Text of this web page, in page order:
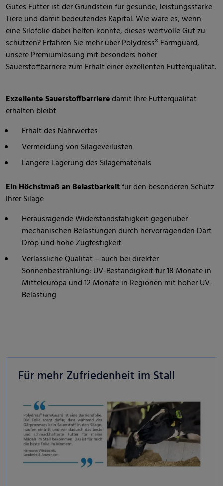
Gutes Futter ist der Grundstein für gesunde, leistungsstarke
Tiere und damit bedeutendes Kapital. Wie wäre es, wenn
eine Silofolie dabei helfen könnte, dieses wertvolle Gut zu
schützen? Erfahren Sie mehr über Polydress® Farmguard,
unsere Premiumlösung mit besonders hoher
Sauerstoffbarriere zum Erhalt einer exzellenten Futterqualität.
Exzellente Sauerstoffbarrieredamit Ihre Futterqualität
erhalten bleibt
Erhalt des Nährwertes
Vermeidung von Silageverlusten
Längere Lagerung des Silagematerials
Ein Höchstmaß an Belastbarkeitfür den besonderen Schutz
Ihrer Silage
Herausragende Widerstandsfähigkeit gegenüber
mechanischen Belastungen durch hervorragenden Dart
Drop und hohe Zugfestigkeit
Verlässliche Qualität – auch bei direkter
Sonnenbestrahlung: UV-Beständigkeit für 18 Monate in
Mitteleuropa und 12 Monate in Regionen mit hoher UV-
Belastung
Für mehr Zufriedenheit im Stall